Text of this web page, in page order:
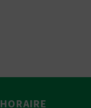
HORAIRE